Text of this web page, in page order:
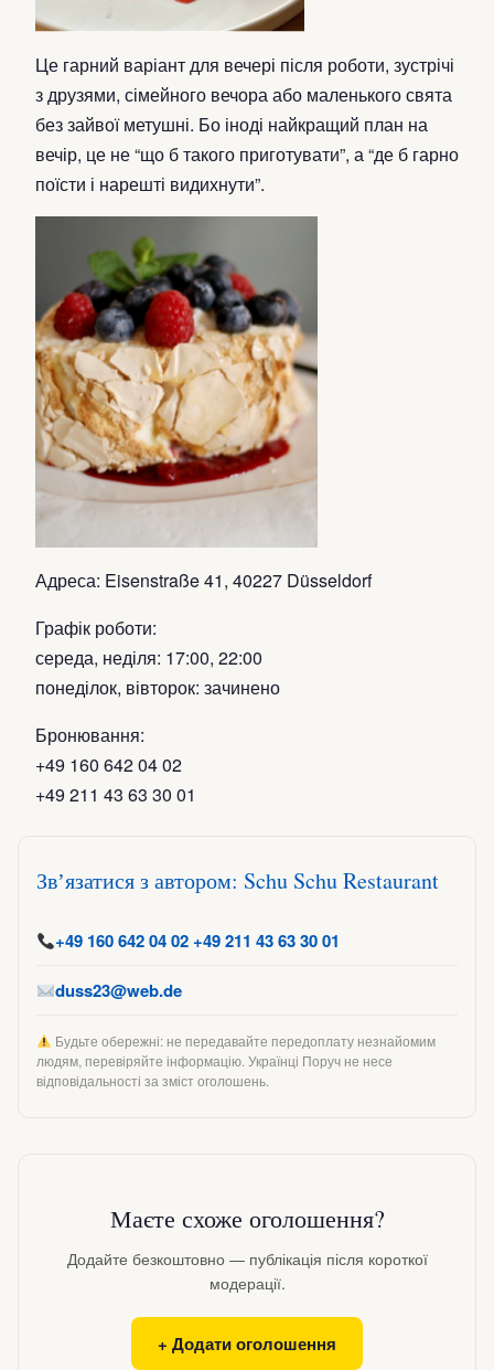
Це гарний варіант для вечері після роботи, зустрічі
з друзями, сімейного вечора або маленького свята
без зайвої метушні. Бо іноді найкращий план на
вечір, це не “що б такого приготувати”, а “де б гарно
поїсти і нарешті видихнути”.
Адреса: Eisenstraße 41, 40227 Düsseldorf
Графік роботи:
середа, неділя: 17:00, 22:00
понеділок, вівторок: зачинено
Бронювання:
+49 160 642 04 02
+49 211 43 63 30 01
Звʼязатися з автором: Schu Schu Restaurant
+49 160 642 04 02 +49 211 43 63 30 01
duss23@web.de
Будьте обережні: не передавайте передоплату незнайомим
людям, перевіряйте інформацію. Українці Поруч не несе
відповідальності за зміст оголошень.
Маєте схоже оголошення?
Додайте безкоштовно — публікація після короткої
модерації.
+ Додати оголошення